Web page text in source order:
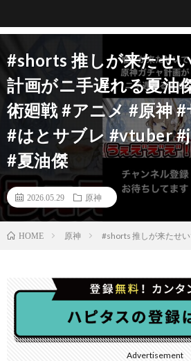
#shorts 推しが来たせ
計画がニ手遅れる夏油
術廻戦 #アニメ #原神
#はとサブレ #vtuber
#夏油傑
2026.05.29 原神
HOME 原神 #shorts 推しが来たせ
Advertisement